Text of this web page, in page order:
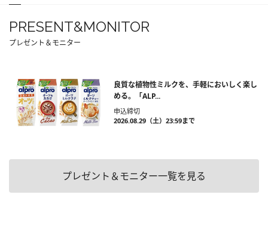
PRESENT&MONITOR
プレゼント＆モニター
良質な植物性ミルクを、手軽においしく楽し
める。「ALP...
申込締切
2026.08.29（土）23:59まで
プレゼント＆モニター一覧を見る